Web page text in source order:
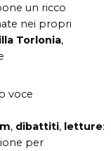
un ricco
nei propri
Torlonia,
voce
, dibattiti, letture:
per